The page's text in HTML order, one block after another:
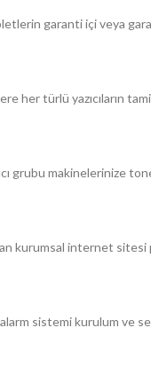
garanti içi veya
her türlü yazıcıların
grubu makinelerinize
kurumsal internet
sistemi kurulum ve